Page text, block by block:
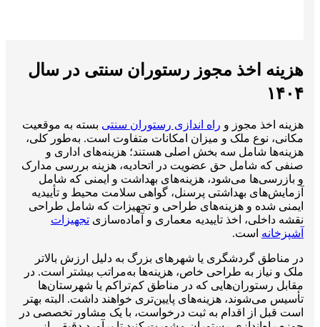
هزینه اخذ مجوز رستوران سنتی در سال
۱۴۰۴
هزینه اخذ مجوز و راه اندازی رستوران سنتی بسته به موقعیت
مکانی، نوع ملک و میزان امکانات متفاوت است. به‌طور کلی،
هزینه‌ها شامل سه بخش اصلی هستند؛ هزینه‌های اداری و
صنفی که شامل حق عضویت در اتحادیه، هزینه بررسی مدارک
و بازرسی‌ها می‌شود، هزینه‌های بهداشت و ایمنی که شامل
آزمایش‌های بهداشتی پرسنل، گواهی سلامت محیط و تأییدیه
ایمنی شده و هزینه‌های طراحی و تجهیزات که شامل طراحی
نقشه داخلی، اخذ تاییدیه معماری و آماده‌سازی تجهیزات
آشپزخانه است.
در مناطق گردشگری یا شهرهای بزرگ به دلیل ارزش بالاتر
ملک و نیاز به طراحی خاص، هزینه‌ها به‌مراتب بیشتر است. در
مقابل رستوران‌هایی که در مناطق کم‌تراکم یا شهرستان‌ها
تأسیس می‌شوند، هزینه‌های پایین‌تری خواهند داشت. البته بهتر
است قبل از اقدام به ثبت درخواست، با یک مشاور تخصصی در